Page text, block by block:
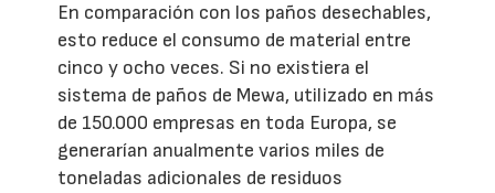
En comparación con los paños desechables,
esto reduce el consumo de material entre
cinco y ocho veces. Si no existiera el
sistema de paños de Mewa, utilizado en más
de 150.000 empresas en toda Europa, se
generarían anualmente varios miles de
toneladas adicionales de residuos